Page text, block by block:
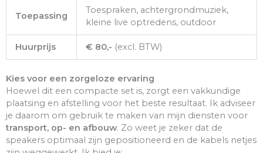
Toepassing
Toespraken, achtergrondmuziek,
kleine live optredens, outdoor
Huurprijs € 80,- (excl. BTW)
Kies voor een zorgeloze ervaring
Hoewel dit een compacte set is, zorgt een vakkundige
plaatsing en afstelling voor het beste resultaat. Ik adviseer
je daarom om gebruik te maken van mijn diensten voor
transport, op- en afbouw. Zo weet je zeker dat de
speakers optimaal zijn gepositioneerd en de kabels netjes